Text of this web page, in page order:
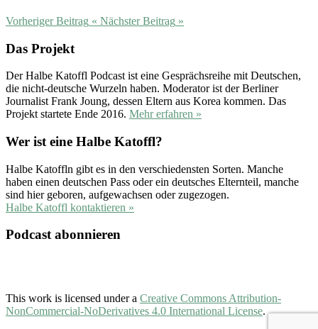
Vorheriger Beitrag « Nächster Beitrag »
Das Projekt
Der Halbe Katoffl Podcast ist eine Gesprächsreihe mit Deutschen,
die nicht-deutsche Wurzeln haben. Moderator ist der Berliner
Journalist Frank Joung, dessen Eltern aus Korea kommen. Das
Projekt startete Ende 2016. Mehr erfahren »
Wer ist eine Halbe Katoffl?
Halbe Katoffln gibt es in den verschiedensten Sorten. Manche
haben einen deutschen Pass oder ein deutsches Elternteil, manche
sind hier geboren, aufgewachsen oder zugezogen.
Halbe Katoffl kontaktieren »
Podcast abonnieren
This work is licensed under a Creative Commons Attribution-
NonCommercial-NoDerivatives 4.0 International License.